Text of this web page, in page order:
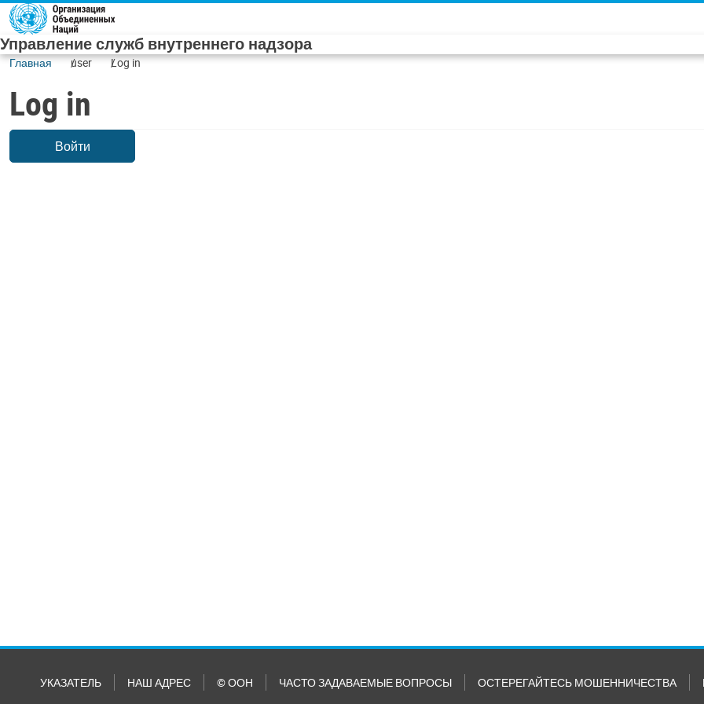
Skip to main content
Управление служб внутреннего надзора
Главная user Log in
Log in
Войти
УКАЗАТЕЛЬ НАШ АДРЕС © ООН ЧАСТО ЗАДАВАЕМЫЕ ВОПРОСЫ ОСТЕРЕГАЙТЕСЬ МОШЕННИЧЕСТВА